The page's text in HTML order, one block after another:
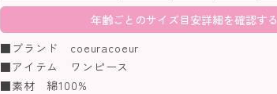
年齢ごとのサイズ目安詳細を確認する
■ブランド coeuracoeur
■アイテム ワンピース
■素材 綿100%